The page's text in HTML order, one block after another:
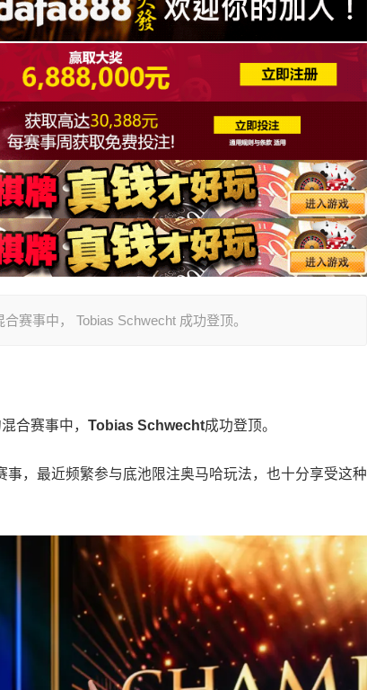
赛事中， Tobias Schwecht 成功登顶。
合赛事中， Tobias Schwecht成功登顶。
，最近频繁参与底池限注奥马哈玩法，也十分享受这种